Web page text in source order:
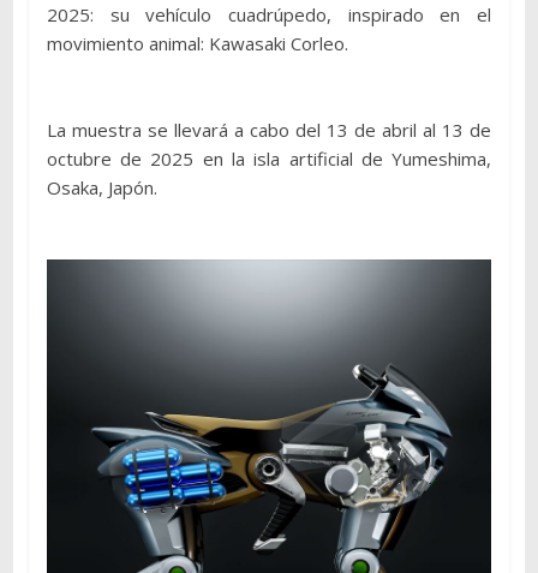
2025: su vehículo cuadrúpedo, inspirado en el
movimiento animal: Kawasaki Corleo.
La muestra se llevará a cabo del 13 de abril al 13 de
octubre de 2025 en la isla artificial de Yumeshima,
Osaka, Japón.